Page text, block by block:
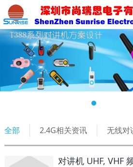
全部 2.4G相关资讯 无线对
对讲机 UHF, VHF